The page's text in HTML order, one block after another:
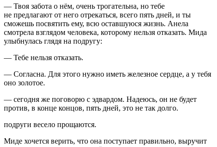
— Твоя забота о нём, очень трогательна, но тебе
не предлагают от него отрекаться, всего пять дней, и ты
сможешь посвятить ему, всю оставшуюся жизнь. Анела
смотрела взглядом человека, которому нельзя отказать. Мида
улыбнулась глядя на подругу:
— Тебе нельзя отказать.
— Согласна. Для этого нужно иметь железное сердце, а у тебя
оно золотое.
— сегодня же поговорю с эдвардом. Надеюсь, он не будет
против, в конце концов, пять дней, это не так долго.
подруги весело прощаются.
Миде хочется верить, что она поступает правильно, выручит